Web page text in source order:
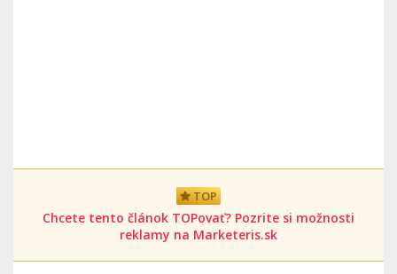
TOP
Chcete tento článok TOPovať? Pozrite si možnosti
reklamy na Marketeris.sk